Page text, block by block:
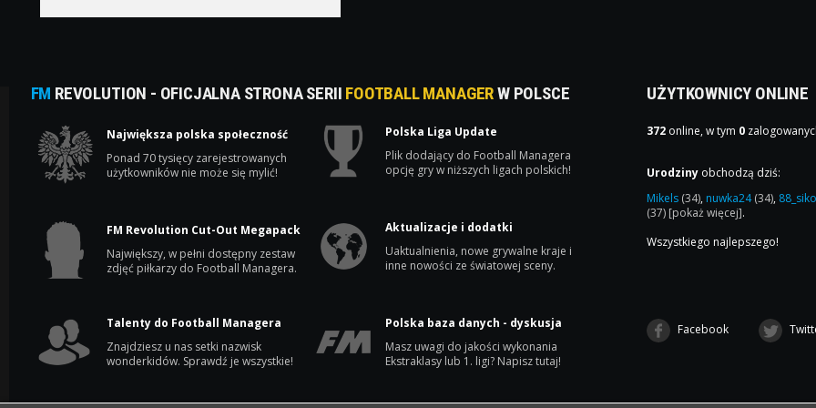
FM REVOLUTION - OFICJALNA STRONA SERII FOOTBALL MANAGERW POLSCE
Największa polska społeczność
Ponad 70 tysięcy zarejestrowanych
użytkowników nie może się mylić!
Polska Liga Update
Plik dodający do Football Managera
opcję gry w niższych ligach polskich!
FM Revolution Cut-Out Megapack
Największy, w pełni dostępny zestaw
zdjęć piłkarzy do Football Managera.
Aktualizacje i dodatki
Uaktualnienia, nowe grywalne kraje i
inne nowości ze światowej sceny.
Talenty do Football Managera
Znajdziesz u nas setki nazwisk
wonderkidów. Sprawdź je wszystkie!
Polska baza danych - dyskusja
Masz uwagi do jakości wykonania
Ekstraklasy lub 1. ligi? Napisz tutaj!
UŻYTKOWNICY ONLINE
372 online, w tym 0
Urodziny obchodzą dziś:
Mikels (34), nuwka24(34),
(37) [pokaż więcej].
Wszystkiego najlepszego!
Facebook